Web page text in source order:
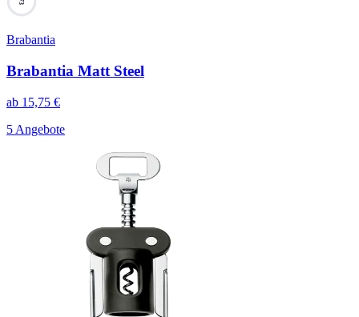
73
Brabantia
Brabantia Matt Steel
ab 15,75 €
5 Angebote